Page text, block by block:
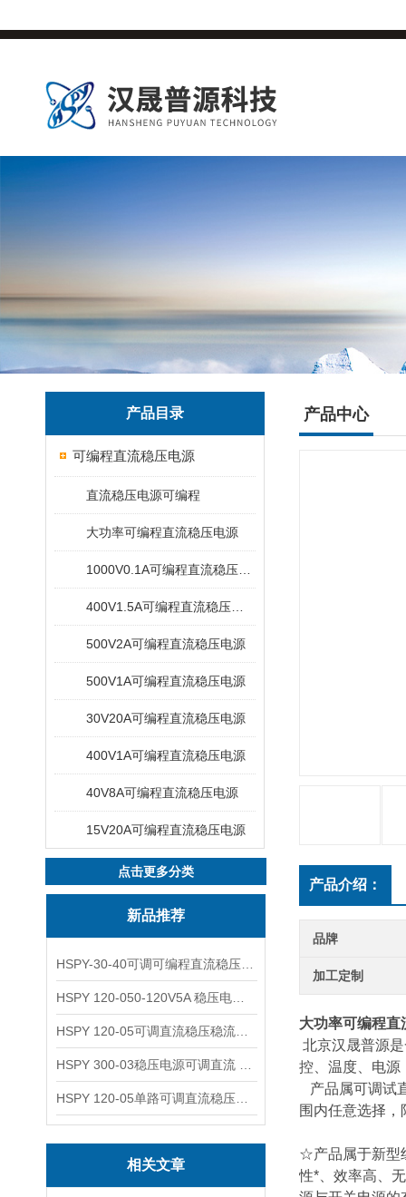
产品目录
可编程直流稳压电源
直流稳压电源可编程
大功率可编程直流稳压电源
500V2A可编程直流稳压电源
500V1A可编程直流稳压电源
30V20A可编程直流稳压电源
400V1A可编程直流稳压电源
40V8A可编程直流稳压电源
15V20A可编程直流稳压电源
点击更多分类
新品推荐
相关文章
产品中心
产品介绍：
品牌
加工定制
大功率可编程直
北京汉晟普源
控、温度、电源
产品属可调试
围内任意选择
☆产品属于新型
性*、效率高、